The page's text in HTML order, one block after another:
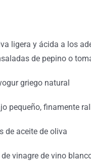
ligera y ácida a los
de pepino o
griego natural
pequeño, finamente
de aceite de oliva
vinagre de vino